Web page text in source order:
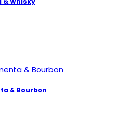
& Bourbon